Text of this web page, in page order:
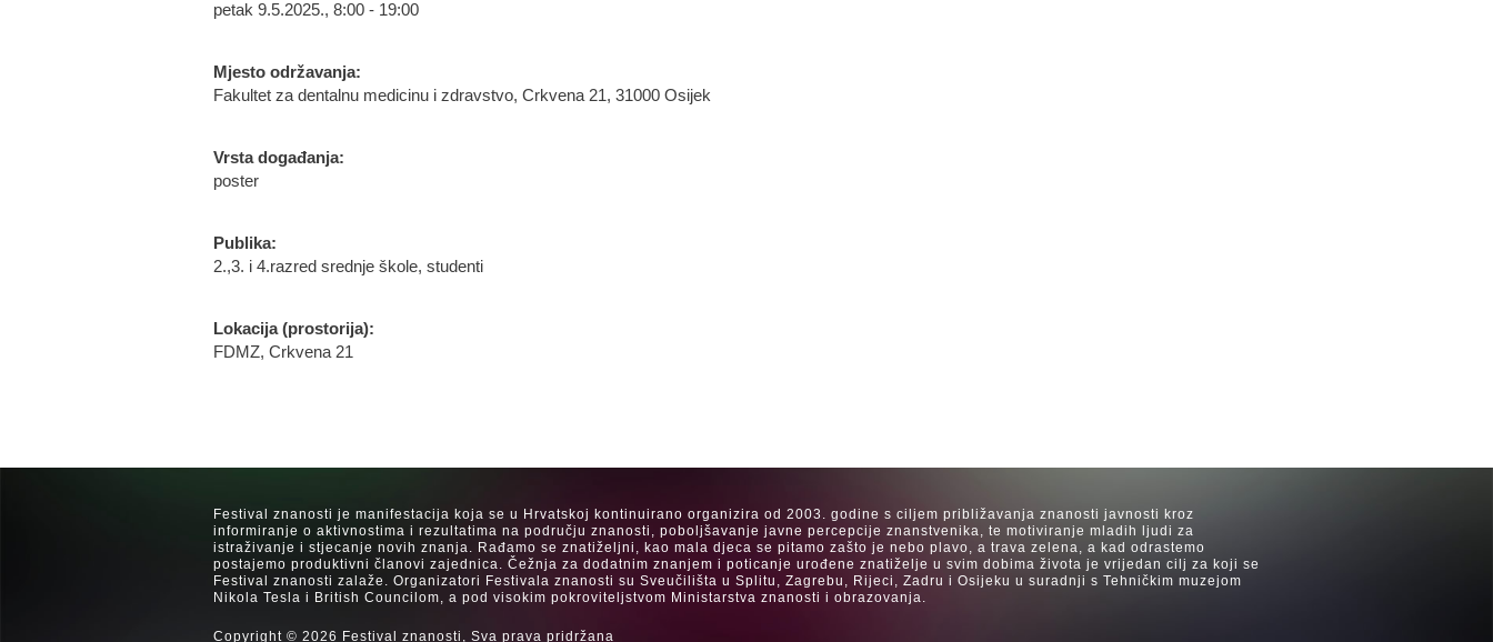
petak 9.5.2025., 8:00 - 19:00
Mjesto održavanja:
Fakultet za dentalnu medicinu i zdravstvo, Crkvena 21, 31000 Osijek
Vrsta događanja:
poster
Publika:
2.,3. i 4.razred srednje škole, studenti
Lokacija (prostorija):
FDMZ, Crkvena 21
Festival znanosti je manifestacija koja se u Hrvatskoj kontinuirano organizira od 2003. godine s ciljem približavanja znanosti javnosti kroz
informiranje o aktivnostima i rezultatima na području znanosti, poboljšavanje javne percepcije znanstvenika, te motiviranje mladih ljudi za
istraživanje i stjecanje novih znanja. Rađamo se znatiželjni, kao mala djeca se pitamo zašto je nebo plavo, a trava zelena, a kad odrastemo
postajemo produktivni članovi zajednica. Čežnja za dodatnim znanjem i poticanje urođene znatiželje u svim dobima života je vrijedan cilj za koji se
Festival znanosti zalaže. Organizatori Festivala znanosti su Sveučilišta u Splitu, Zagrebu, Rijeci, Zadru i Osijeku u suradnji s Tehničkim muzejom
Nikola Tesla i British Councilom, a pod visokim pokroviteljstvom Ministarstva znanosti i obrazovanja.
Copyright © 2026 Festival znanosti, Sva prava pridržana